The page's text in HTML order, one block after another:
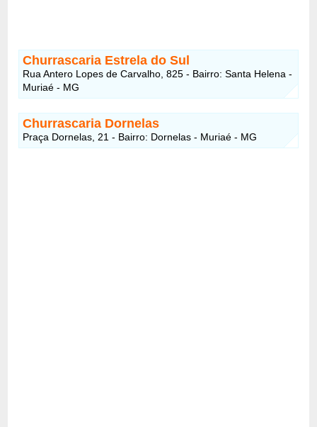
Churrascaria Estrela do Sul
Rua Antero Lopes de Carvalho, 825 - Bairro: Santa Helena -
Muriaé - MG
Churrascaria Dornelas
Praça Dornelas, 21 - Bairro: Dornelas - Muriaé - MG